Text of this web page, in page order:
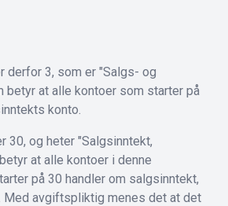
derfor 3, som er "Salgs- og
betyr at alle kontoer som starter på
konto.
30, og heter "Salgsinntekt,
at alle kontoer i denne
på 30 handler om salgsinntekt,
avgiftspliktig menes det at det